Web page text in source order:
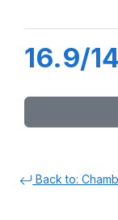
16.9/
Back to: